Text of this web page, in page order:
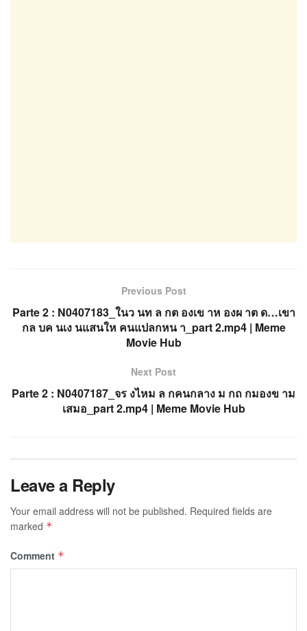
Previous Post
Parte 2 : N0407183_ในว นท ล กต องเข าห องผ าต ด…เขา
กล บค นเง นแสนให คนแปลกหน า_part 2.mp4 | Meme
Movie Hub
Next Post
Parte 2 : N0407187_จร งไหม ล กคนกลาง ม กถ กมองข าม
เสมอ_part 2.mp4 | Meme Movie Hub
Leave a Reply
Your email address will not be published. Required fields are
marked *
Comment *